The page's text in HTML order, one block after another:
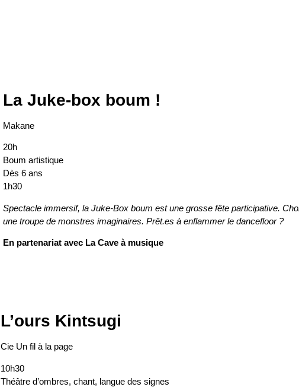
La Juke-box boum !
Makane
20h
Boum artistique
Dès 6 ans
1h30
Spectacle immersif, la Juke-Box boum est une grosse fête participative.
une troupe de monstres imaginaires. Prêt.es à enflammer le dancefloor ?
En partenariat avec La Cave à musique
L’ours Kintsugi
Cie Un fil à la page
10h30
Théâtre d’ombres, chant, langue des signes